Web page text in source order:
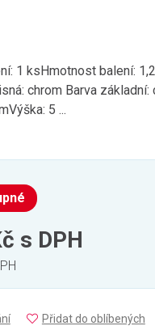
1 ksHmotnost balení:
chrom Barva
5 ...
s DPH
Přidat do oblíbených